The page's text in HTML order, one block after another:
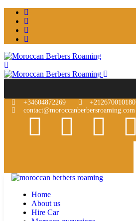
+34604872269
+212670010180
contact@moroccanberbersroaming.com
Home
About us
Hire Car